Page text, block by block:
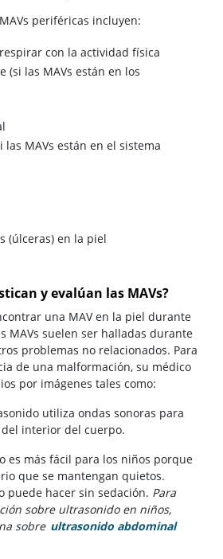
periféricas incluyen:
con la actividad física
(si las MAVs están en los
las MAVs están en el sistema
(úlceras) en la piel
y evalúan las MAVs?
una MAV en la piel durante
MAVs suelen ser halladas durante
problemas no relacionados. Para
de una malformación, su médico
por imágenes tales como:
utiliza ondas sonoras para
interior del cuerpo.
es más fácil para los niños porque
que se mantengan quietos.
puede hacer sin sedación. Para
sobre ultrasonido en niños,
sobre ultrasonido abdominal